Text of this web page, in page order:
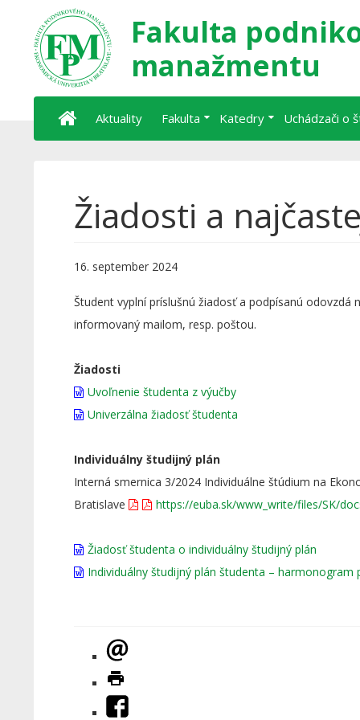
Fakulta
manažmentu
Aktuality Fakulta Katedry Uchádzači o
Žiadosti a
16. september 2024
Študent vyplní príslušnú žiadosť a podpísanú
informovaný mailom, resp. poštou.
Žiadosti
Uvoľnenie študenta z výučby
Univerzálna žiadosť študenta
Individuálny študijný plán
Interná smernica 3/2024 Individuálne štúdium na
Bratislave
https://euba.sk/www_write/files/SK/
Žiadosť študenta o individuálny študijný plán
Individuálny študijný plán študenta – harmonogram